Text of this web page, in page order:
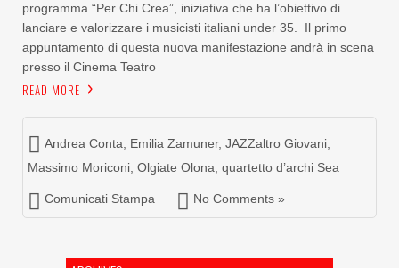
programma “Per Chi Crea”, iniziativa che ha l’obiettivo di
lanciare e valorizzare i musicisti italiani under 35. Il primo
appuntamento di questa nuova manifestazione andrà in scena
presso il Cinema Teatro
READ MORE
Andrea Conta Emilia Zamuner, JAZZaltro Giovani
Massimo Moriconi Olgiate Olona quartetto d’archi Sea
Comunicati Stampa No Comments »